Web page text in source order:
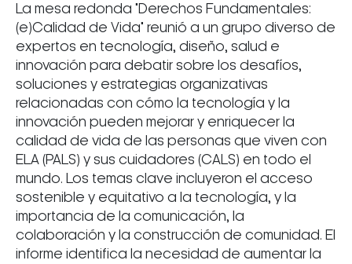
La mesa redonda "Derechos Fundamentales:
(e)Calidad de Vida" reunió a un grupo diverso de
expertos en tecnología, diseño, salud e
innovación para debatir sobre los desafíos,
soluciones y estrategias organizativas
relacionadas con cómo la tecnología y la
innovación pueden mejorar y enriquecer la
calidad de vida de las personas que viven con
ELA (PALS) y sus cuidadores (CALS) en todo el
mundo. Los temas clave incluyeron el acceso
sostenible y equitativo a la tecnología, y la
importancia de la comunicación, la
colaboración y la construcción de comunidad. El
informe identifica la necesidad de aumentar la